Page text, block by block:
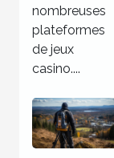
nombreuses
plateformes
de jeux
casino....